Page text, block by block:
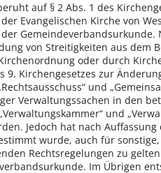
auf § 2 Abs. 1 des
Evangelischen Kirche von
der Gemeindeverbandsurkunde.
von Streitigkeiten aus dem
oder durch
Kirchengesetzes zur
und
Verwaltungssachen in den
und
Jedoch hat nach
wurde, auch für sonstige,
Rechtsregelungen zu
Im Übrigen